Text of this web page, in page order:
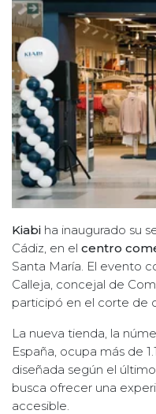
Kiabi ha inaugurado su
Cádiz, en el centro
Santa María. El evento
Calleja, concejal de
participó en el corte de
La nueva tienda, la
España, ocupa más de
diseñada según el
busca ofrecer una
accesible.